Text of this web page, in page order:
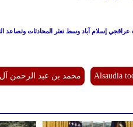
عراقجي إسلام آباد وسط تعثر المحادثات وتصاعد
Alsaudia محمد بن عبد الرحمن آل